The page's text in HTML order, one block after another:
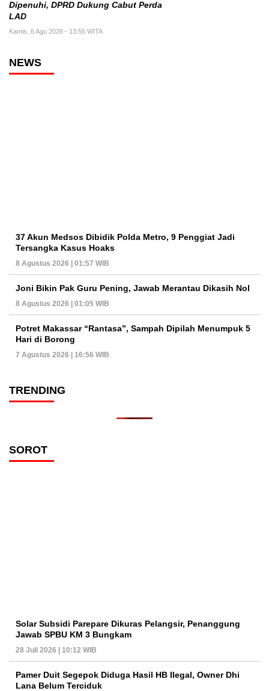
Dipenuhi, DPRD Dukung Cabut Perda
LAD
Kamis, 6 Agu 2026 - 13:55 WITA
NEWS
37 Akun Medsos Dibidik Polda Metro, 9 Penggiat Jadi
Tersangka Kasus Hoaks
8 Agustus 2026 | 01:57 WIB
Joni Bikin Pak Guru Pening, Jawab Merantau Dikasih Nol
8 Agustus 2026 | 01:05 WIB
Potret Makassar “Rantasa”, Sampah Dipilah Menumpuk 5
Hari di Borong
7 Agustus 2026 | 16:56 WIB
TRENDING
SOROT
Solar Subsidi Parepare Dikuras Pelangsir, Penanggung
Jawab SPBU KM 3 Bungkam
28 Juli 2026 | 10:12 WIB
Pamer Duit Segepok Diduga Hasil HB Ilegal, Owner Dhi
Lana Belum Terciduk